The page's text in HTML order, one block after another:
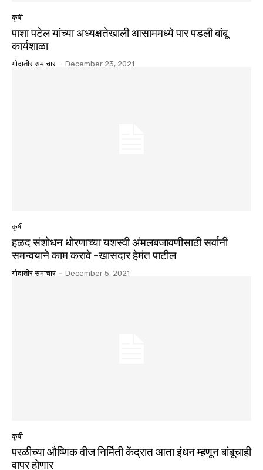
कृषी
पाशा पटेल यांच्या अध्यक्षतेखाली आसाममध्ये पार पडली बांबू
कार्यशाळा
गोदातीर समाचार - December 23, 2021
कृषी
हळद संशोधन धोरणाच्या यशस्वी अंमलबजावणीसाठी सर्वानी
समन्वयाने काम करावे -खासदार हेमंत पाटील
गोदातीर समाचार - December 5, 2021
कृषी
परळीच्या औष्णिक वीज निर्मिती केंद्रात आता इंधन म्हणून बांबूचाही
वापर होणार